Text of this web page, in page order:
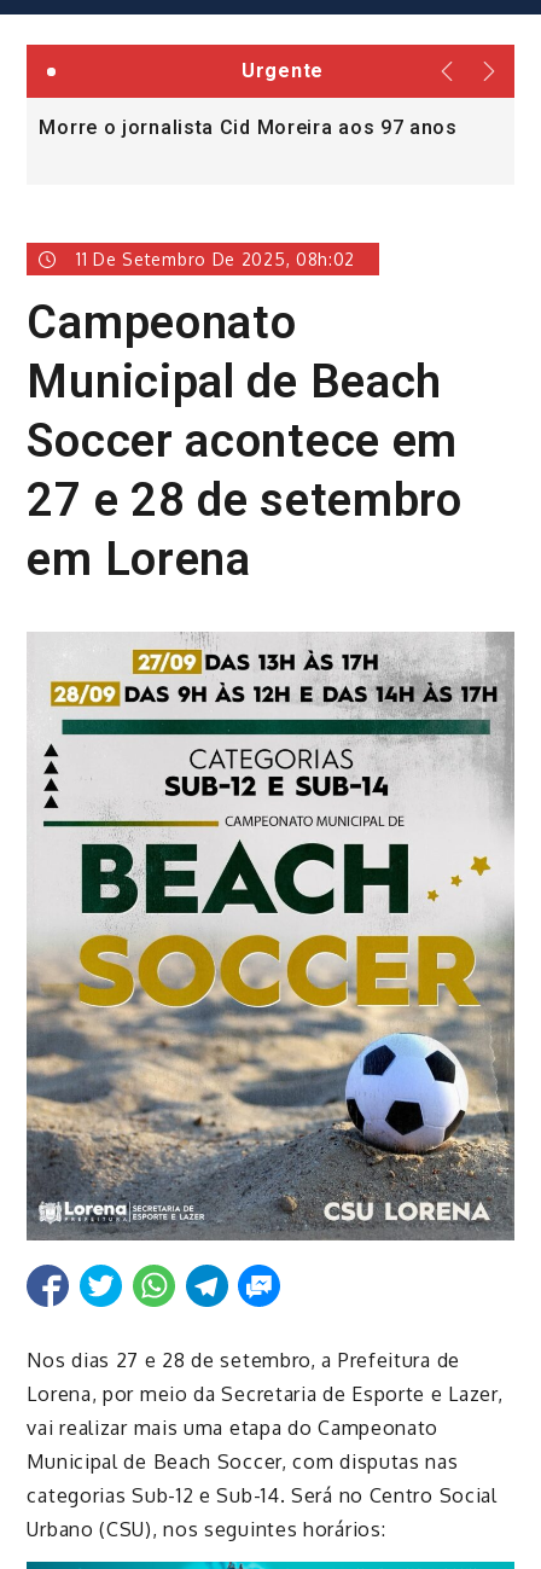
Urgente
Morre o jornalista Cid Moreira aos 97 anos
11 De Setembro De 2025, 08h:02
Campeonato
Municipal de Beach
Soccer acontece em
27 e 28 de setembro
em Lorena
Nos dias 27 e 28 de setembro, a Prefeitura de
Lorena, por meio da Secretaria de Esporte e Lazer,
vai realizar mais uma etapa do Campeonato
Municipal de Beach Soccer, com disputas nas
categorias Sub-12 e Sub-14. Será no Centro Social
Urbano (CSU), nos seguintes horários: